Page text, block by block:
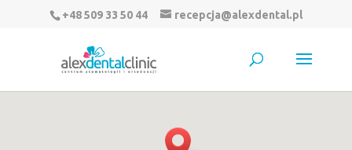
+48 509 33 50 44 recepcja@alexdental.pl
smartfony.